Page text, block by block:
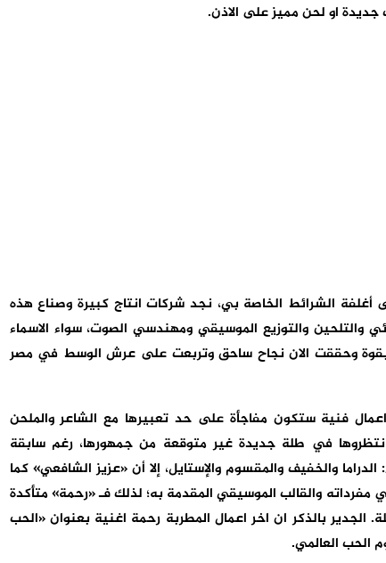
او لحن مميز على الاذن.
أغلفة الشرائط الخاصة بي، نجد شركات انتاج كبيرة وصناع هذه
والتلحين والتوزيع الموسيقي ومهندسي الصوت، سواء الاسماء
بقوة وحققت الان نجاح ساحق وتربعت على عرش الوسط في مصر
فنية ستكون مفاجأة على حد تعبيرها مع الشاعر والملحن
في طلة جديدة غير متوقعة من جمهورها، رغم سابقة
والخفيف والمقسوم والإستايل، إلا أن «عزيز الشافعي» كما
والقالب الموسيقي المقدمة به؛ لذلك فـ «رحمة» متأكدة
الجدير بالذكر ان اخر اعمال المطربة رحمة اغنية بعنوان «الحب
الحب العالمي.